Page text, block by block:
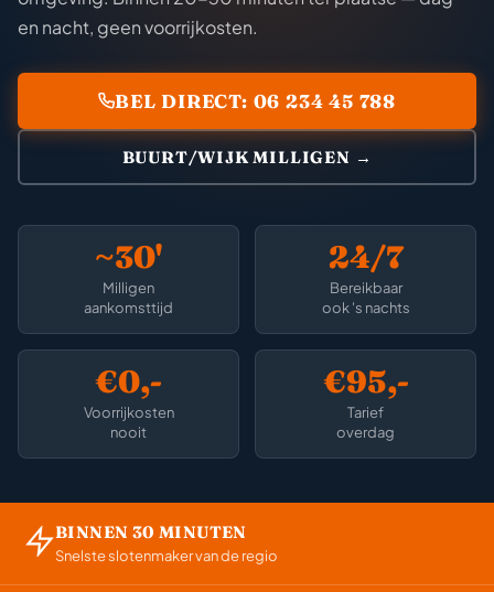
en nacht, geen voorrijkosten.
BEL DIRECT: 06 234 45 788
BUURT/WIJK MILLIGEN →
~30'
Milligen
aankomsttijd
24/7
Bereikbaar
ook 's nachts
€0,-
Voorrijkosten
nooit
€95,-
Tarief
overdag
BINNEN 30 MINUTEN
Snelste slotenmaker van de regio